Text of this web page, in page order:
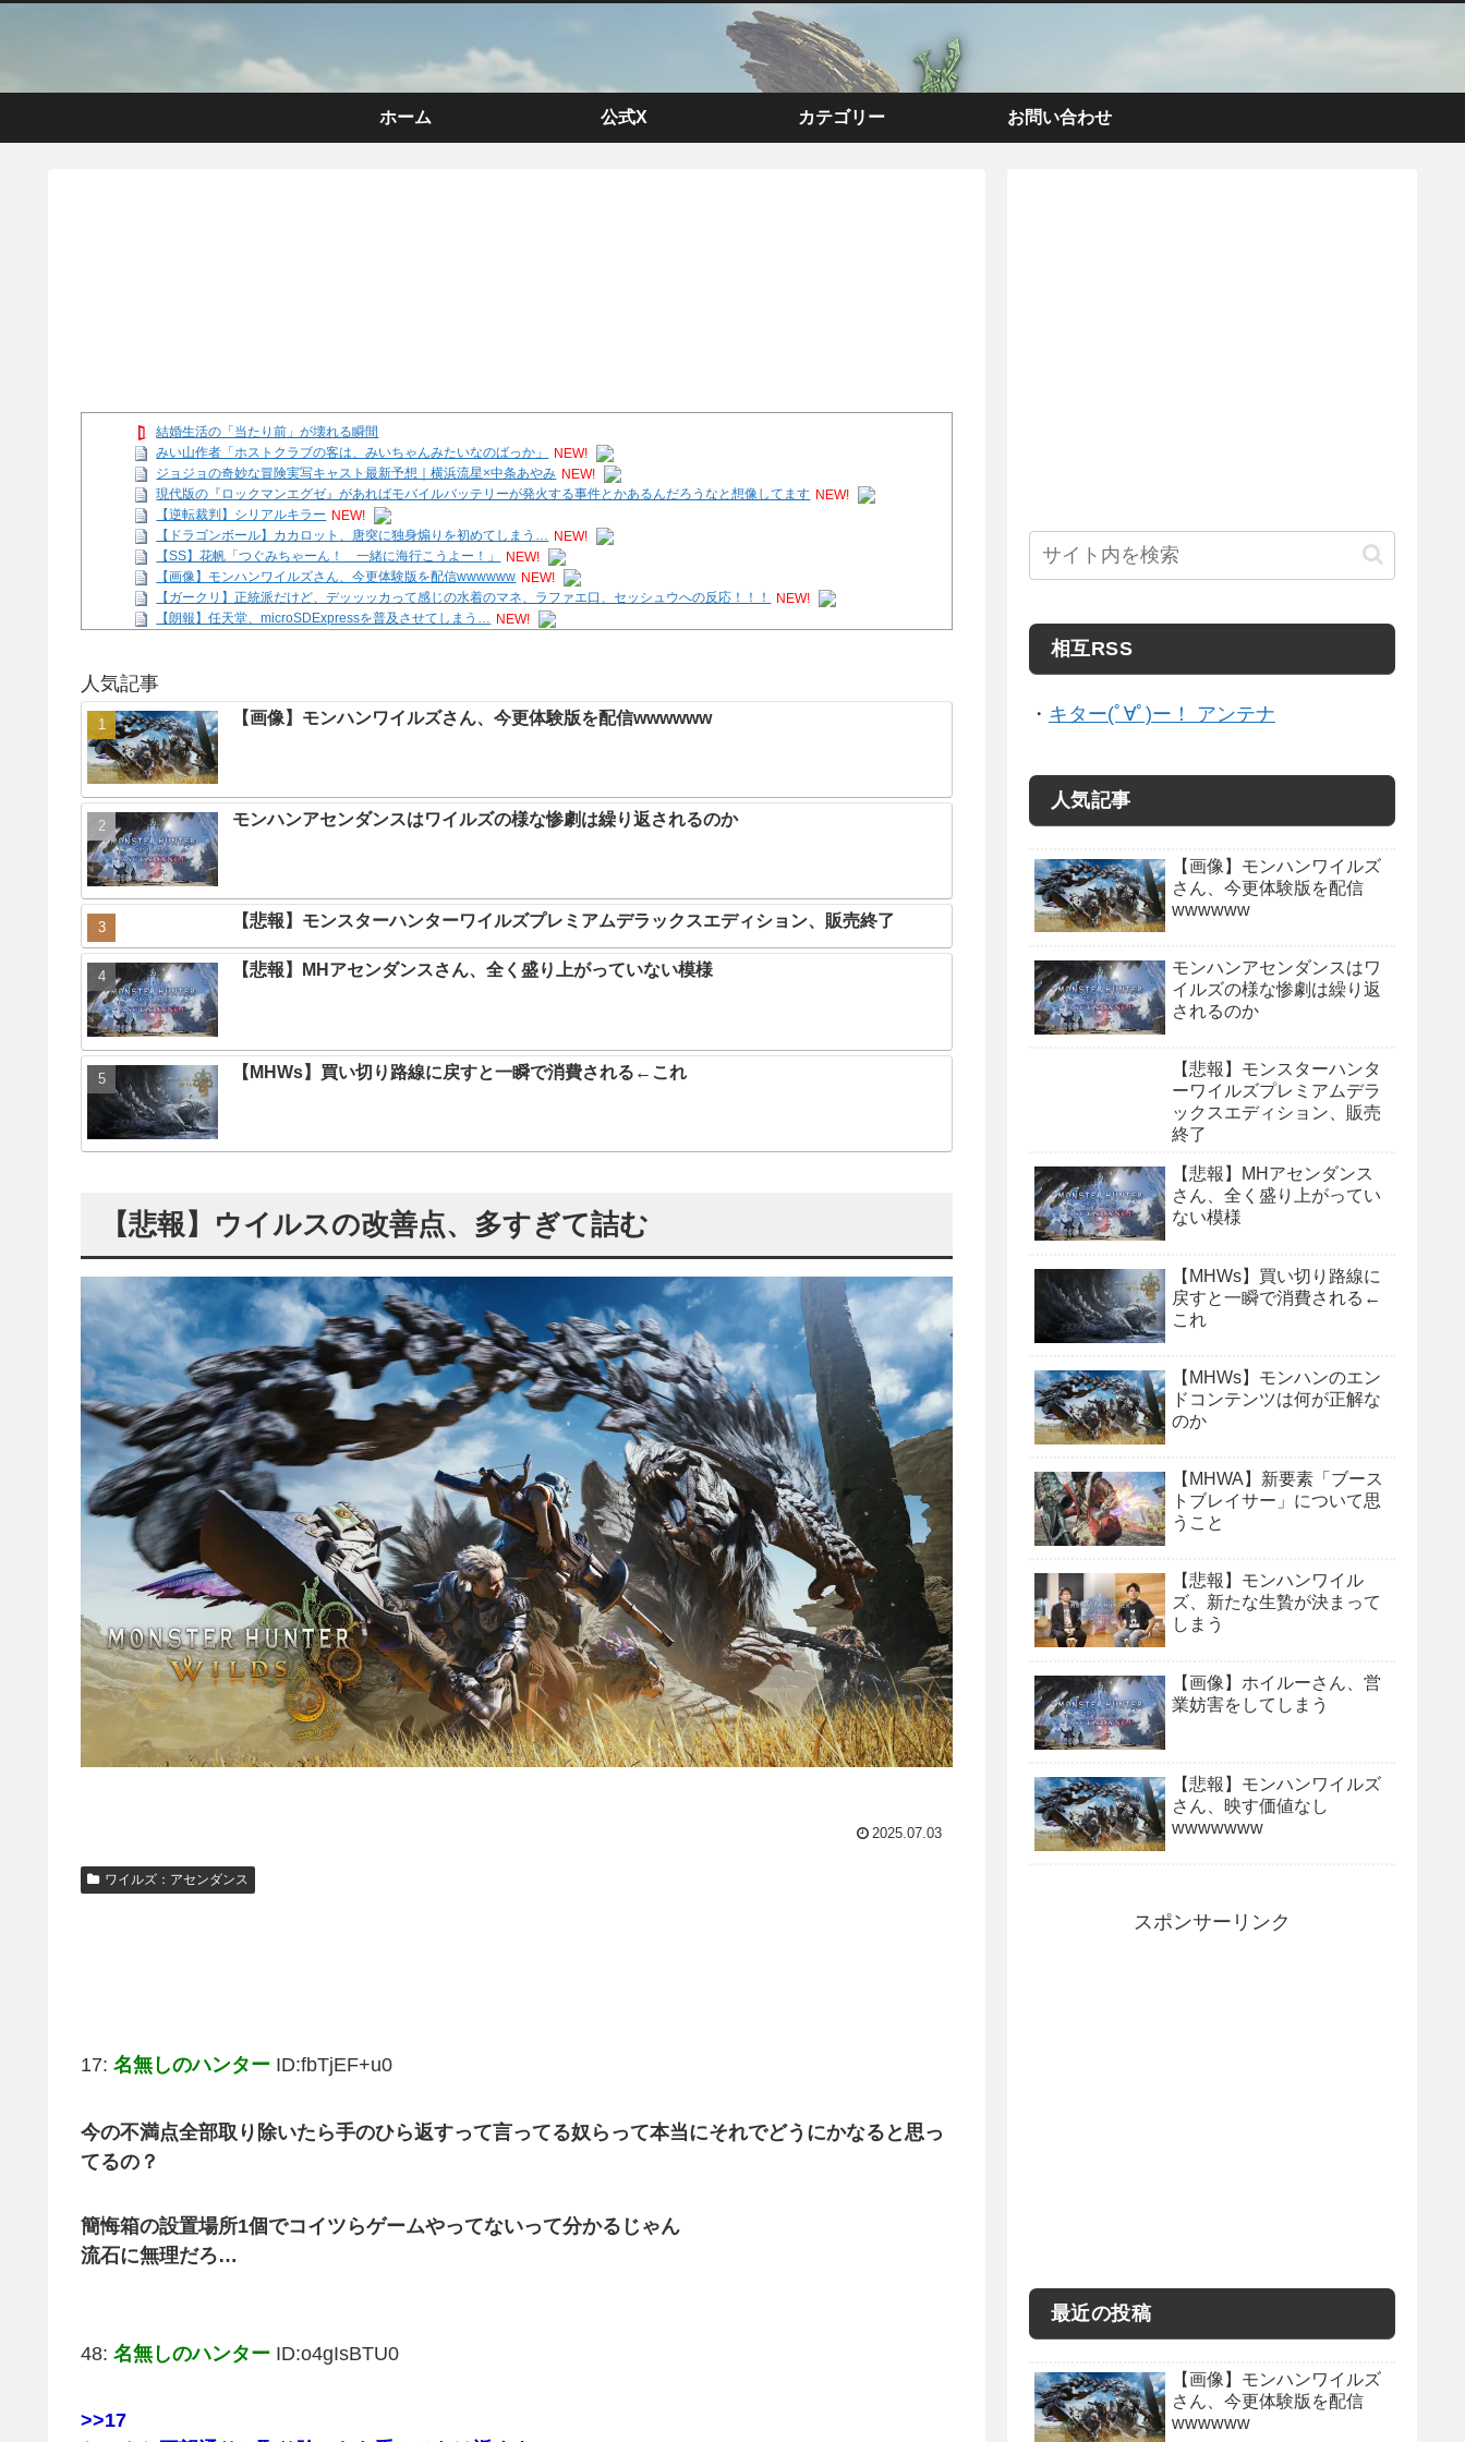
ホーム 公式X カテゴリー お問い合わせ
結婚生活の「当たり前」が壊れる瞬間
みい山作者「ホストクラブの客は、みいちゃんみたいなのばっか」
NEW!
ジョジョの奇妙な冒険実写キャスト最新予想｜横浜流星×中条あやみ NEW!
現代版の『ロックマンエグゼ』があればモバイルバッテリーが発火する事件とかあるんだろうなと想像してます NEW!
【逆転裁判】シリアルキラー NEW!
【ドラゴンボール】カカロット、唐突に独身煽りを初めてしまう… NEW!
【SS】花帆「つぐみちゃーん！ 一緒に海行こうよー！」
NEW!
【画像】モンハンワイルズさん、今更体験版を配信wwwwww NEW!
【ガークリ】正統派だけど、デッッッカって感じの水着のマネ、ラファエ口、セッシュウへの反応！！！
NEW!
【朗報】任天堂、microSDExpressを普及させてしまう… NEW!
Powered by livedoor 相互RSS
人気記事
【画像】モンハンワイルズさん、今更体験版を配信wwwwww
モンハンアセンダンスはワイルズの様な惨劇は繰り返されるのか
【悲報】モンスターハンターワイルズプレミアムデラックスエディション、販売終了
【悲報】MHアセンダンスさん、全く盛り上がっていない模様
【MHWs】買い切り路線に戻すと一瞬で消費される←これ
【悲報】ウイルスの改善点、多すぎて詰む
2025.07.03
ワイルズ：アセンダンス
17: 名無しのハンター ID:fbTjEF+u0
今の不満点全部取り除いたら手のひら返すって言ってる奴らって本当にそれでどうにかなると思っ
てるの？
簡悔箱の設置場所1個でコイツらゲームやってないって分かるじゃん
流石に無理だろ…
48: 名無しのハンター ID:o4gIsBTU0
>>17
相互RSS
・ キター(ﾟ∀ﾟ)ー！ アンテナ
人気記事
【画像】モンハンワイルズ
さん、今更体験版を配信
wwwwww
モンハンアセンダンスはワ
イルズの様な惨劇は繰り返
されるのか
【悲報】モンスターハンタ
ーワイルズプレミアムデラ
ックスエディション、販売
終了
【悲報】MHアセンダンス
さん、全く盛り上がってい
ない模様
【MHWs】買い切り路線に
戻すと一瞬で消費される←
これ
【MHWs】モンハンのエン
ドコンテンツは何が正解な
のか
【MHWA】新要素「ブース
トブレイサー」について思
うこと
【悲報】モンハンワイル
ズ、新たな生贄が決まって
しまう
【画像】ホイルーさん、営
業妨害をしてしまう
【悲報】モンハンワイルズ
さん、映す価値なし
wwwwwww
スポンサーリンク
最近の投稿
【画像】モンハンワイルズ
さん、今更体験版を配信
wwwwww